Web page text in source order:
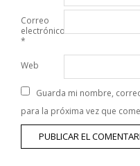
Correo
electrónico
*
Web
Guarda mi nombre,
para la próxima vez que